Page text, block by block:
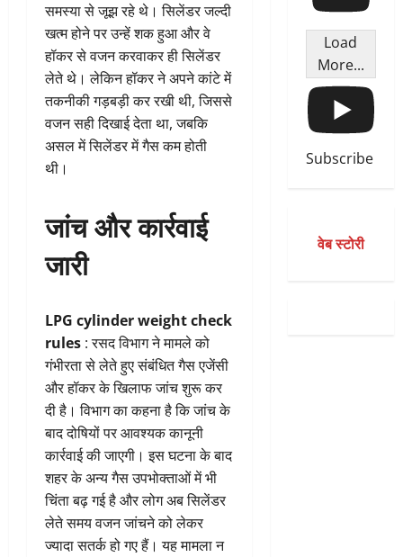
समस्या से जूझ रहे थे। सिलेंडर जल्दी
खत्म होने पर उन्हें शक हुआ और वे
हॉकर से वजन करवाकर ही सिलेंडर
लेते थे। लेकिन हॉकर ने अपने कांटे में
तकनीकी गड़बड़ी कर रखी थी, जिससे
वजन सही दिखाई देता था, जबकि
असल में सिलेंडर में गैस कम होती
थी।
जांच और कार्रवाई
जारी
LPG cylinder weight check
rules : रसद विभाग ने मामले को
गंभीरता से लेते हुए संबंधित गैस एजेंसी
और हॉकर के खिलाफ जांच शुरू कर
दी है। विभाग का कहना है कि जांच के
बाद दोषियों पर आवश्यक कानूनी
कार्रवाई की जाएगी। इस घटना के बाद
शहर के अन्य गैस उपभोक्ताओं में भी
चिंता बढ़ गई है और लोग अब सिलेंडर
लेते समय वजन जांचने को लेकर
ज्यादा सतर्क हो गए हैं। यह मामला न
Load
More...
Subscribe
वेब स्टोरी